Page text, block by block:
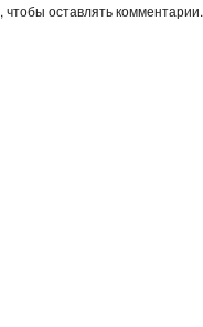
, чтобы оставлять комментарии.